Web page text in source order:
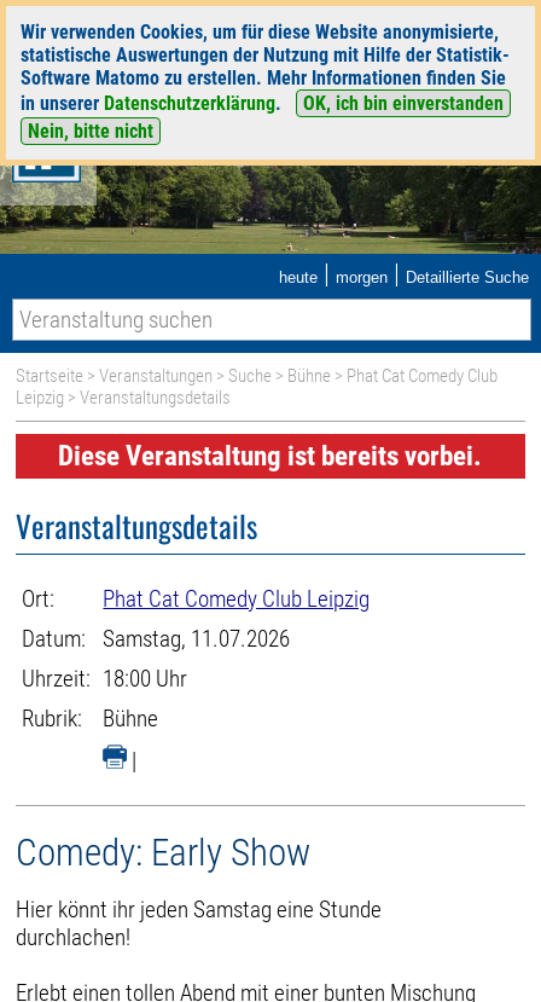
Wir verwenden Cookies, um für diese Website anonymisierte,
statistische Auswertungen der Nutzung mit Hilfe der Statistik-
Software Matomo zu erstellen. Mehr Informationen finden Sie
in unserer Datenschutzerklärung.
OK, ich bin einverstanden
Nein, bitte nicht
heute | morgen | Detaillierte Suche
Startseite >Veranstaltungen > Suche > Bühne > Phat Cat Comedy Club
Leipzig > Veranstaltungsdetails
Diese Veranstaltung ist bereits vorbei.
Veranstaltungsdetails
Ort:
Phat Cat Comedy Club Leipzig
Datum:
Samstag, 11.07.2026
Uhrzeit: 18:00 Uhr
Rubrik:
Bühne
|
Comedy: Early Show
Hier könnt ihr jeden Samstag eine Stunde
durchlachen!
Erlebt einen tollen Abend mit einer bunten Mischung